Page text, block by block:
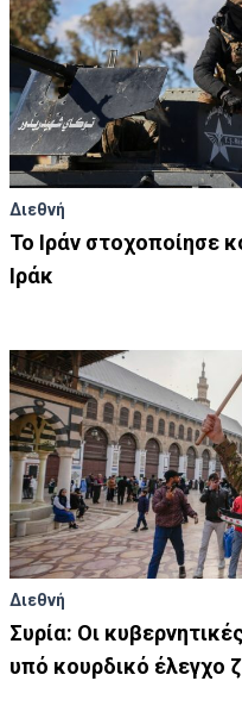
Διεθνή
Το Ιράν στοχοποίησε
Ιράκ
Διεθνή
Συρία: Οι
υπό κουρδικό έλεγχο